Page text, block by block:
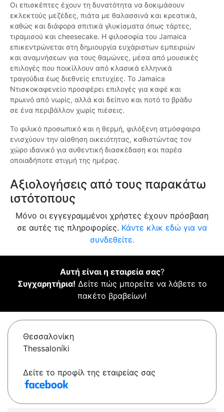
Οι επισκέπτες έχουν τη δυνατότητα να δοκιμάσουν
εκλεκτούς μεζέδες, πιάτα με θαλασσινά και κρεατικά,
καθώς και διάφορα σπιτικά γλυκίσματα όπως τάρτες,
τιραμισού και cheesecake. Η φιλοσοφία του Jamaica
επικεντρώνεται στη δημιουργία ευχάριστων εμπειριών
και αναμνήσεων για τους θαμώνες, μέσα από μουσικές
επιλογές που ποικίλλουν από κλασικά ελληνικά
τραγούδια έως διεθνείς επιτυχίες. Το Jamaica
Ντισκοκαφενείο προσφέρει επιλογές για καφέ και
πρωινό από νωρίς, αλλά και δείπνο και ποτό το βράδυ
σε ένα περιβάλλον χωρίς πιέσεις.
Το φιλικό προσωπικό και η θερμή, φιλόξενη ατμόσφαιρα
ενισχύουν την αίσθηση οικειότητας, καθιστώντας τον
χώρο ιδανικό για αυθεντική διασκέδαση και παρέα
οποιαδήποτε στιγμή της ημέρας.
Αξιολογήσεις από τους παρακάτω
ιστότοπους
Μόνο οι εγγεγραμμένοι χρήστες έχουν πρόσβαση
σε αυτές τις πληροφορίες. Κάντε κλικ εδώ για να
συνδεθείτε.
Αυτή είναι η εταιρεία σας?
Συγχαρητήρια! Δείτε πώς μπορείτε να λάβετε το
πακέτο βραβείων!
Θεσσαλονίκη
Thessaloníki
Δείτε το προφίλ της εταιρείας σας